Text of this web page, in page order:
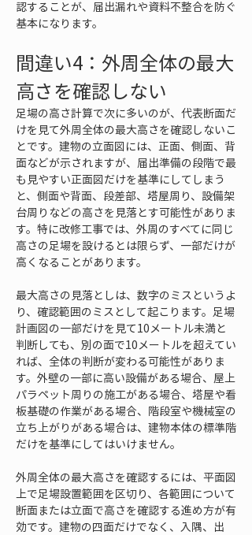
認することが、届出漏れや資料不整合を防ぐ
基本になります。
間違い4：外周全体の最大
高さを確認しない
足場の高さ計算で次に多いのが、代表断面だ
けを見て外周全体の最大高さを確認しないこ
とです。建物の立面図には、正面、側面、背
面などが示されますが、届出準備の段階で最
も見やすい正面図だけを基準にしてしまう
と、側面や背面、段差部、塔屋周り、設備架
台周りなどの高さを見落とす可能性がありま
す。特に改修工事では、外周のすべてに同じ
高さの足場を設けるとは限らず、一部だけが
高くなることがあります。
最大高さの見落としは、数字のミスというよ
り、確認範囲のミスとして起こります。足場
計画図の一部だけを見て10メートル未満と
判断しても、別の面で10メートルを超えてい
れば、全体の判断が変わる可能性がありま
す。外壁の一部に高い設備がある場合、屋上
パラペット周りの施工がある場合、塔屋や看
板基礎の作業がある場合、階段室や機械室の
立ち上がりがある場合は、建物本体の標準階
だけを基準にしてはいけません。
外周全体の最大高さを確認するには、平面図
上で足場設置範囲を区切り、各範囲について
断面または立面で高さを確認する進め方が有
効です。建物の四面だけでなく、入隅、出